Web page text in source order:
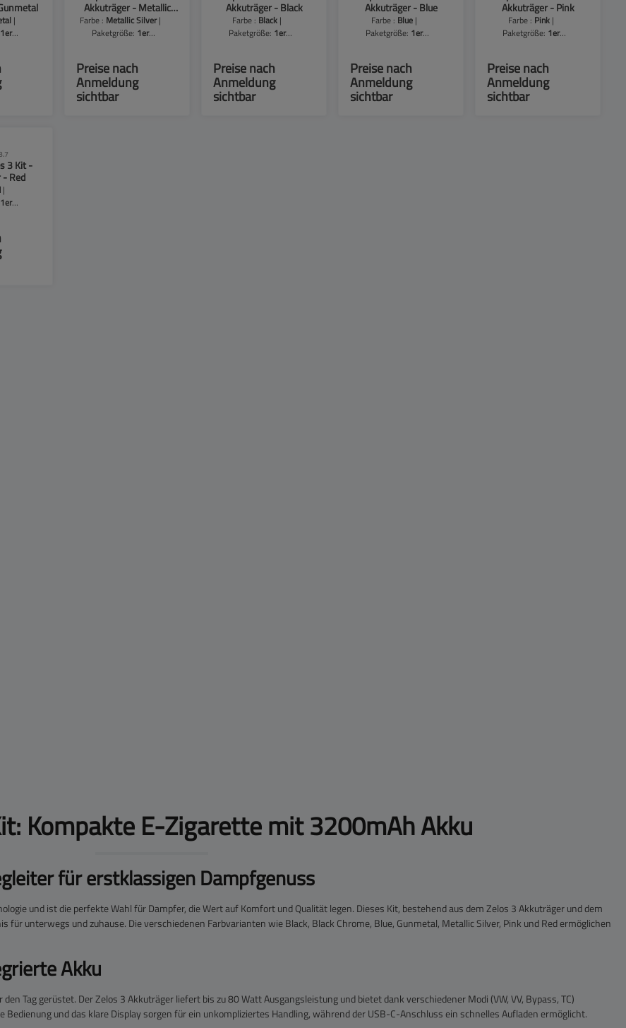
|
1er
Akkuträger - Metallic
Silver
Farbe : Metallic Silver|
Paketgröße: 1er
Preise nach
Anmeldung
sichtbar
Akkuträger - Black
Farbe : Black |
Paketgröße: 1er
Preise nach
Anmeldung
sichtbar
Akkuträger - Blue
Farbe : Blue |
Paketgröße: 1er
Preise nach
Anmeldung
sichtbar
Akkuträger - Pink
Farbe : Pink |
Paketgröße: 1er
Preise nach
Anmeldung
sichtbar
3 Kit -
Red
|
1er
Kompakte E-Zigarette mit 3200mAh Akku
für erstklassigen Dampfgenuss
und ist die perfekte Wahl für Dampfer, die Wert auf Komfort und Qualität legen. Dieses Kit, bestehend aus dem Zelos 3 Akkuträger und dem
unterwegs und zuhause. Die verschiedenen Farbvarianten wie Black, Black Chrome, Blue, Gunmetal, Metallic Silver, Pink und Red ermöglichen
Akku
Tag gerüstet. Der Zelos 3 Akkuträger liefert bis zu 80 Watt Ausgangsleistung und bietet dank verschiedener Modi (VW, VV, Bypass, TC)
und das klare Display sorgen für ein unkompliziertes Handling, während der USB-C-Anschluss ein schnelles Aufladen ermöglicht.